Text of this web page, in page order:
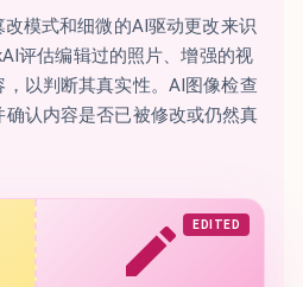
EDITED
模式和细微的AI驱动更改来识
评估编辑过的照片、增强的视
以判断其真实性。AI图像检查
认内容是否已被修改或仍然真